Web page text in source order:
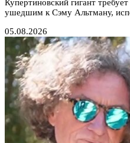
Купертиновский гигант
ушедшим к Сэму Альтману,
05.08.2026